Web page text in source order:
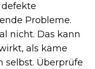
Probleme.
nicht. Das kann
als käme
selbst. Überprüfe